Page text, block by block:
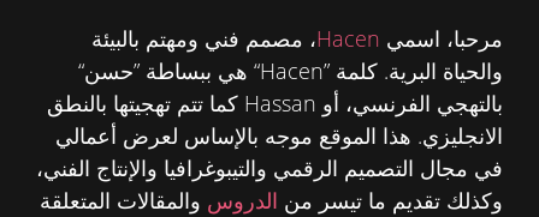
مرحبا، اسمي Hacen، مصمم فني ومهتم بالبيئة
والحياة البرية. كلمة ”Hacen“ هي ببساطة ”حسن“
بالتهجي الفرنسي، أو Hassan كما تتم تهجيتها بالنطق
الانجليزي. هذا الموقع موجه بالإساس لعرض أعمالي
في مجال التصميم الرقمي والتيبوغرافيا والإنتاج الفني،
وكذلك تقديم ما تيسر من الدروس والمقالات المتعلقة